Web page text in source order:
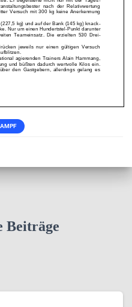
Beiträge